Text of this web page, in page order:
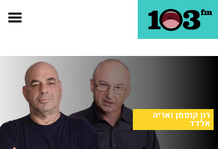
רון קופמן ואריה
אלדד